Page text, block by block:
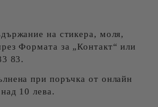
на стикера, моля,
Формата за „Контакт“ или
83.
при поръчка от онлайн
10 лева.